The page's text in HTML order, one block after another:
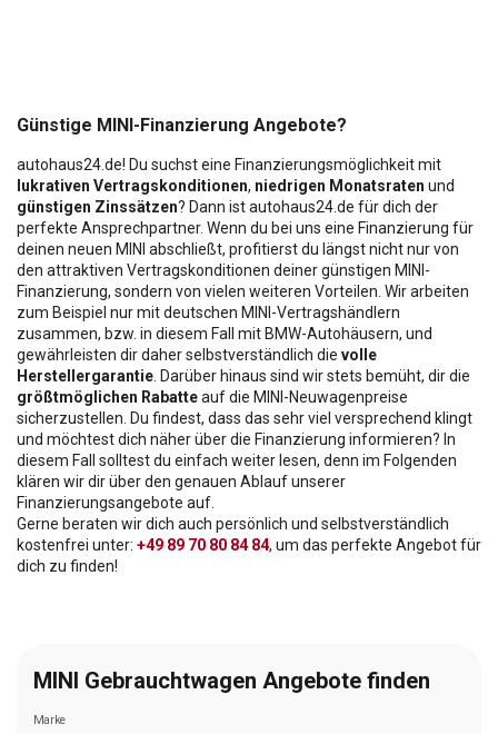
Günstige MINI-Finanzierung Angebote?
autohaus24.de! Du suchst eine Finanzierungsmöglichkeit mit
lukrativen Vertragskonditionen, niedrigen Monatsraten und
günstigen Zinssätzen? Dann ist autohaus24.de für dich der
perfekte Ansprechpartner. Wenn du bei uns eine Finanzierung für
deinen neuen MINI abschließt, profitierst du längst nicht nur von
den attraktiven Vertragskonditionen deiner günstigen MINI-
Finanzierung, sondern von vielen weiteren Vorteilen. Wir arbeiten
zum Beispiel nur mit deutschen MINI-Vertragshändlern
zusammen, bzw. in diesem Fall mit BMW-Autohäusern, und
gewährleisten dir daher selbstverständlich die volle
Herstellergarantie . Darüber hinaus sind wir stets bemüht, dir die
größtmöglichen Rabatteauf die MINI-Neuwagenpreise
sicherzustellen. Du findest, dass das sehr viel versprechend klingt
und möchtest dich näher über die Finanzierung informieren? In
diesem Fall solltest du einfach weiter lesen, denn im Folgenden
klären wir dir über den genauen Ablauf unserer
Finanzierungsangebote auf.
Gerne beraten wir dich auch persönlich und selbstverständlich
kostenfrei unter: +49 89 70 80 84 84, um das perfekte Angebot für
dich zu finden!
MINI Gebrauchtwagen Angebote finden
Marke